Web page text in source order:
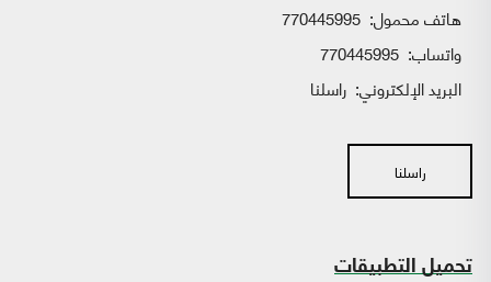
هاتف محمول: 770445995
واتساب:
البريد الإلكتروني: راسلنا
راسلنا
تحميل التطبيقات